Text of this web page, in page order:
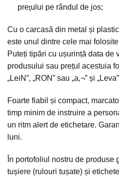
preţului pe rândul de jos;
Cu o carcasă din metal și
este unul dintre cele mai
Puteți tipări cu ușurință data de
produsului sau prețul acestuia
„LeiN”, „RON” sau „a‚¬” și „Leva”
Foarte fiabil și compact,
timp minim de instruire a
un ritm alert de etichetare.
luni.
În portofoliul nostru de produse
tușiere (rulouri tușate) și